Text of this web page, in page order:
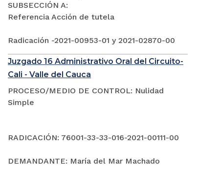
SUBSECCIÓN A:
Referencia Acción de tutela
Radicación -2021-00953-01 y 2021-02870-00
Juzgado 16 Administrativo Oral del Circuito-
Cali - Valle del Cauca
PROCESO/MEDIO DE CONTROL: Nulidad
Simple
RADICACIÓN: 76001-33-33-016-2021-00111-00
DEMANDANTE: María del Mar Machado